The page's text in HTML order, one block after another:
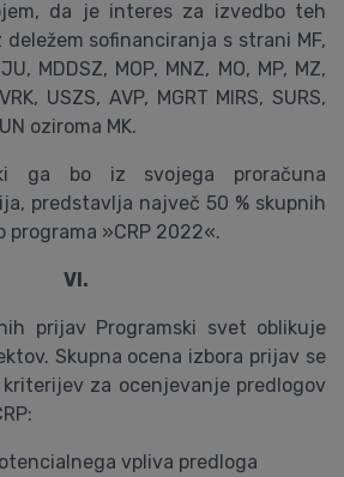
da je interes za izvedbo teh
sofinanciranja s strani MF,
MDDSZ, MOP, MNZ, MO, MP, MZ,
USZS, AVP, MGRT MIRS, SURS,
oziroma MK.
ga bo iz svojega proračuna
predstavlja največ 50 % skupnih
programa »CRP 2022«.
VI.
prijav Programski svet oblikuje
Skupna ocena izbora prijav se
za ocenjevanje predlogov
vpliva predloga